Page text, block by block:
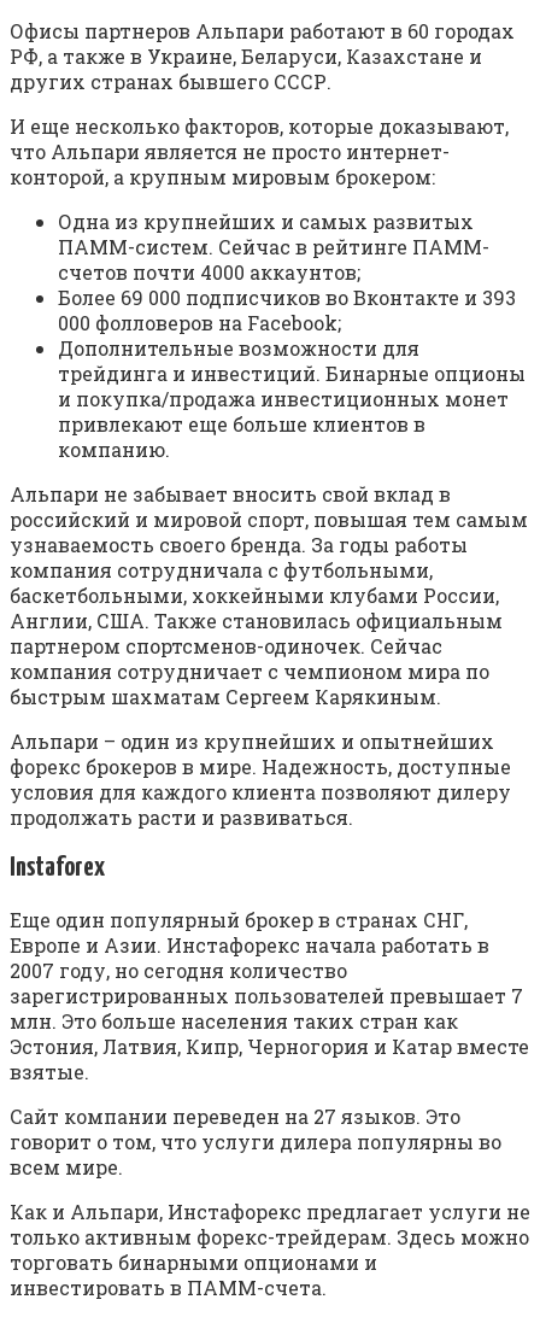
Офисы партнеров Альпари работают в 60 городах
РФ, а также в Украине, Беларуси, Казахстане и
других странах бывшего СССР.
И еще несколько факторов, которые доказывают,
что Альпари является не просто интернет-
конторой, а крупным мировым брокером:
Одна из крупнейших и самых развитых
ПАММ-систем. Сейчас в рейтинге ПАММ-
счетов почти 4000 аккаунтов;
Более 69 000 подписчиков во Вконтакте и 393
000 фолловеров на Facebook;
Дополнительные возможности для
трейдинга и инвестиций. Бинарные опционы
и покупка/продажа инвестиционных монет
привлекают еще больше клиентов в
компанию.
Альпари не забывает вносить свой вклад в
российский и мировой спорт, повышая тем самым
узнаваемость своего бренда. За годы работы
компания сотрудничала с футбольными,
баскетбольными, хоккейными клубами России,
Англии, США. Также становилась официальным
партнером спортсменов-одиночек. Сейчас
компания сотрудничает с чемпионом мира по
быстрым шахматам Сергеем Карякиным.
Альпари – один из крупнейших и опытнейших
форекс брокеров в мире. Надежность, доступные
условия для каждого клиента позволяют дилеру
продолжать расти и развиваться.
Instaforex
Еще один популярный брокер в странах СНГ,
Европе и Азии. Инстафорекс начала работать в
2007 году, но сегодня количество
зарегистрированных пользователей превышает 7
млн. Это больше населения таких стран как
Эстония, Латвия, Кипр, Черногория и Катар вместе
взятые.
Сайт компании переведен на 27 языков. Это
говорит о том, что услуги дилера популярны во
всем мире.
Как и Альпари, Инстафорекс предлагает услуги не
только активным форекс-трейдерам. Здесь можно
торговать бинарными опционами и
инвестировать в ПАММ-счета.